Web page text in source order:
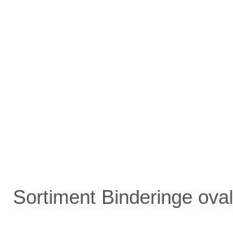
Sortiment Binderinge oval